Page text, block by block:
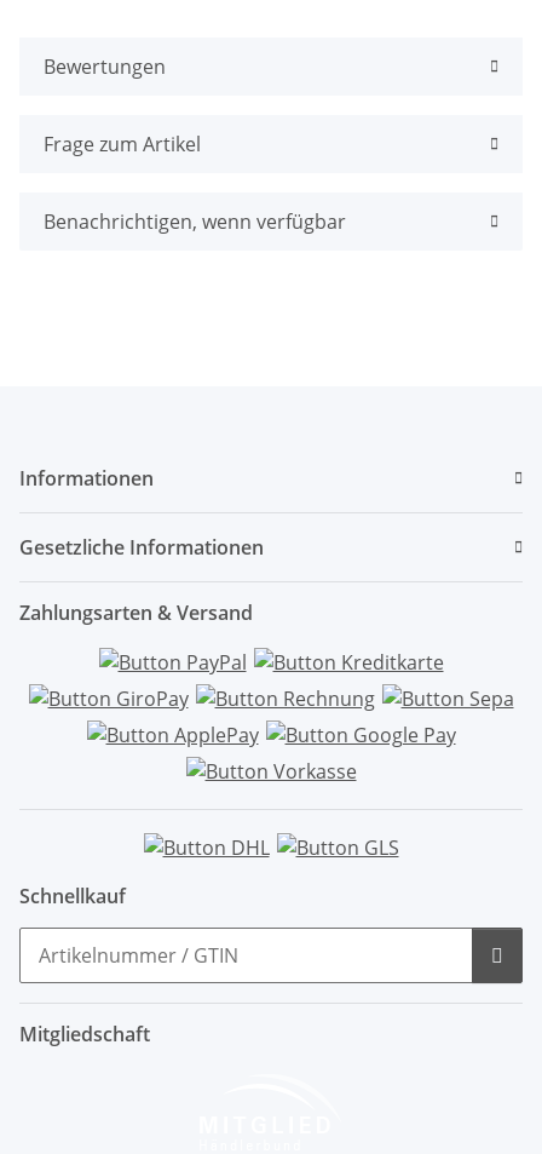
Bewertungen
Frage zum Artikel
Benachrichtigen, wenn verfügbar
Informationen
Gesetzliche Informationen
Zahlungsarten & Versand
Schnellkauf
Mitgliedschaft